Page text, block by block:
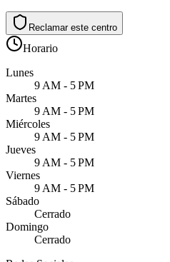
Reclamar este centro
Horario
Lunes
9 AM - 5 PM
Martes
9 AM - 5 PM
Miércoles
9 AM - 5 PM
Jueves
9 AM - 5 PM
Viernes
9 AM - 5 PM
Sábado
Cerrado
Domingo
Cerrado